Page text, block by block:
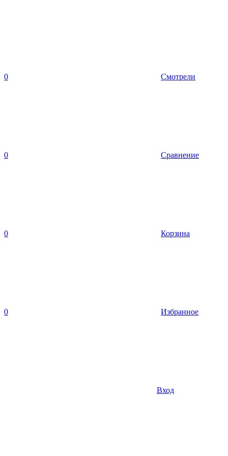
0 Смотрели
0 Сравнение
0 Корзина
0 Избранное
Вход